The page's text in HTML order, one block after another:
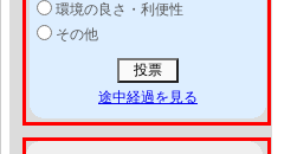
環境の良さ・利便性
その他
途中経過を見る